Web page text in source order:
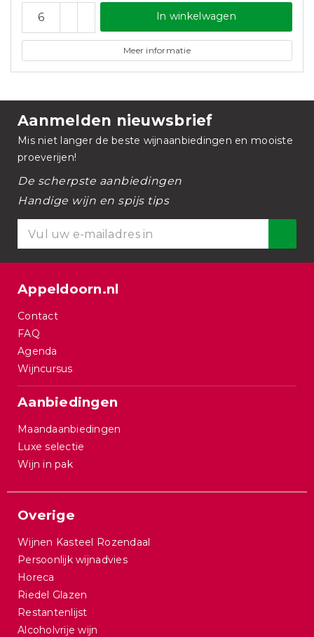
In winkelwagen
Meer informatie
Aanmelden nieuwsbrief
Mis niet langer de beste wijnaanbiedingen en mooiste
proeverijen!
De scherpste aanbiedingen
Handige wijn en spijs tips
Appeldoorn.nl
Contact
FAQ
Agenda
Wijncursus
Aanbiedingen
Maandaanbiedingen
Luxe selectie
Wijn in pak
Overige
Wijnen Kasteel Rozendaal
Persoonlijk wijnadvies
Horeca
Riedel Glazen
Restantenlijst
Alcoholvrije wijn